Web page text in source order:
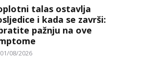
talas ostavlja
i kada se završi:
pažnju na ove
Posted
01/08/2026